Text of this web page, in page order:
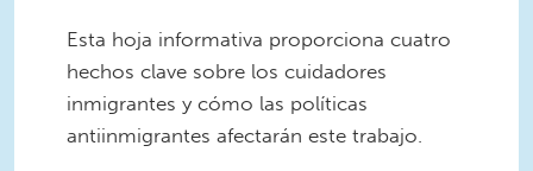
Esta hoja informativa proporciona cuatro
hechos clave sobre los cuidadores
inmigrantes y cómo las políticas
antiinmigrantes afectarán este trabajo.